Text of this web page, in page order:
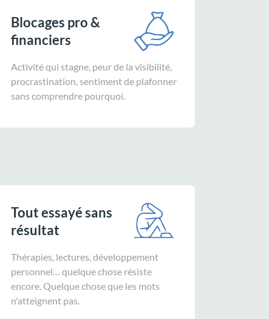
Blocages pro &
financiers
Activité qui stagne, peur de la visibilité,
procrastination, sentiment de plafonner
sans comprendre pourquoi.
Tout essayé sans
résultat
Thérapies, lectures, développement
personnel… quelque chose résiste
encore. Quelque chose que les mots
n'atteignent pas.